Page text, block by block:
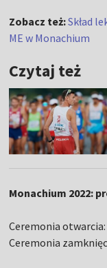
Zobacz też:Skład
ME w Monachium
Czytaj też
Monachium 2022:
Ceremonia
Ceremonia